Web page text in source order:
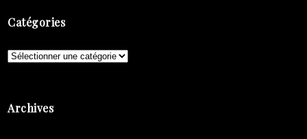
Catégories
Catégories
Archives